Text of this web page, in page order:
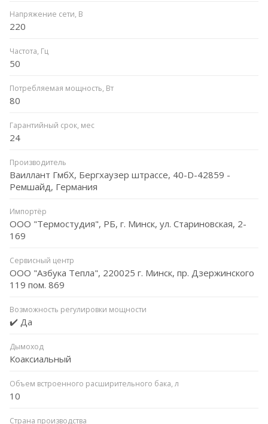
Напряжение сети, В
220
Частота, Гц
50
Потребляемая мощность, Вт
80
Гарантийный срок, мес
24
Производитель
Ваиллант ГмбХ, Бергхаузер штрассе, 40-D-42859 -
Ремшайд, Германия
Импортёр
ООО "Термостудия", РБ, г. Минск, ул. Стариновская, 2-
169
Сервисный центр
ООО "Азбука Тепла", 220025 г. Минск, пр. Дзержинского
119 пом. 869
Возможность регулировки мощности
✔️ Да
Дымоход
Коаксиальный
Объем встроенного расширительного бака, л
10
Страна производства